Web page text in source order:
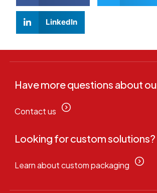
LinkedIn
Have more questions about
Contact us
Looking for custom solutions?
Learn about custom packaging